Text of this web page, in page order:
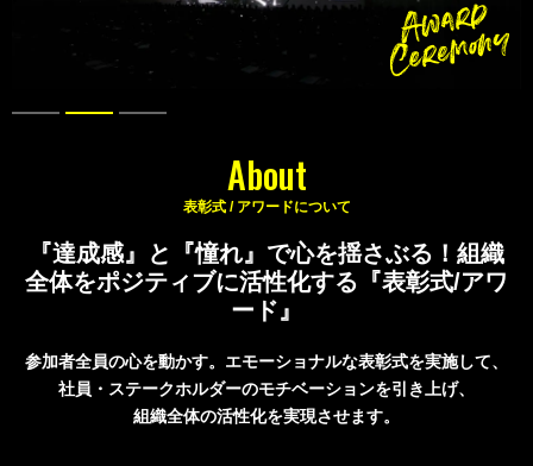
表彰式 / アワードについて
About
『達成感』と『憧れ』で心を揺さぶる！ 組織
全体をポジティブに活性化する『表彰式/アワ
ード』
参加者全員の心を動かす。エモーショナルな表彰式を実施して、
社員・ステークホルダーのモチベーションを引き上げ、
組織全体の活性化を実現させます。